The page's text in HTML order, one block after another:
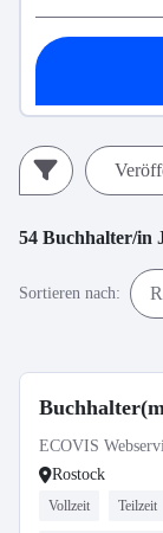
54 Buchhalter/in
Sortieren nach:
ECOVIS
Rostock
Vollzeit Teilzeit